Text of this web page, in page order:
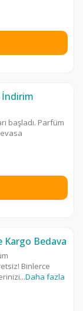
İndirim
başladı. Parfüm
Kargo Bedava
Binlerce
...Daha fazla